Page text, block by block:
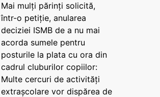
Mai mulți părinți solicită,
într-o petiție, anularea
deciziei ISMB de a nu mai
acorda sumele pentru
posturile la plata cu ora din
cadrul cluburilor copiilor:
Multe cercuri de activități
extrașcolare vor dispărea de